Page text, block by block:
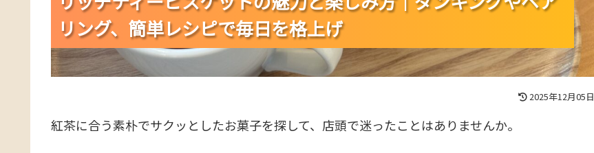
リング、簡単レシピで毎日を格上げ
リング、簡単レシピで毎日を格上げ
リング、簡単レシピで毎日を格上げ
2025年12月05日
紅茶に合う素朴でサクッとしたお菓子を探して、店頭で迷ったことはありませんか。